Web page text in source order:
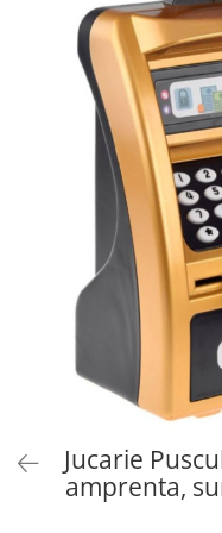
Jucarie
amprenta,